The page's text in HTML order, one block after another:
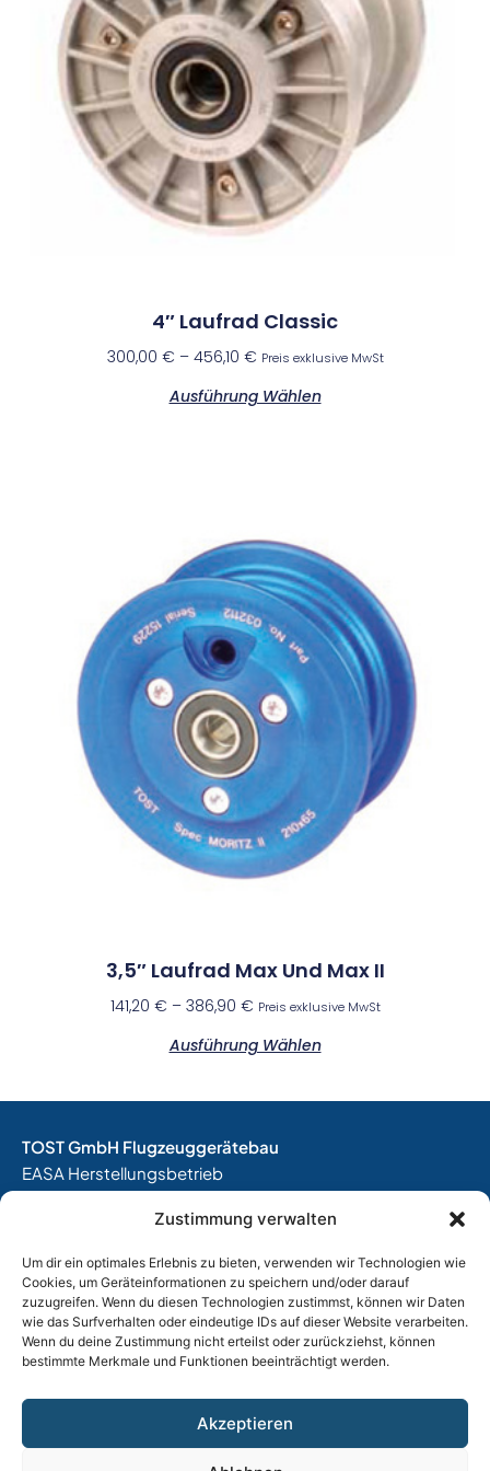
Zustimmung verwalten
Um dir ein optimales Erlebnis zu bieten, verwenden wir Technologien wie
Cookies, um Geräteinformationen zu speichern und/oder darauf
zuzugreifen. Wenn du diesen Technologien zustimmst, können wir Daten
wie das Surfverhalten oder eindeutige IDs auf dieser Website verarbeiten.
Wenn du deine Zustimmung nicht erteilst oder zurückziehst, können
bestimmte Merkmale und Funktionen beeinträchtigt werden.
Akzeptieren
4″ Laufrad Classic
300,00 € – 456,10 € Preis exklusive MwSt
Ausführung Wählen
3,5″ Laufrad Max Und Max II
141,20 € – 386,90 € Preis exklusive MwSt
Ausführung Wählen
TOST GmbH Flugzeuggerätebau
EASA Herstellungsbetrieb
Entwicklungsbetrieb
Thalkirchner Straße 62
80337 München
Tel. +49(0)89 544 599 0
E-Mail: info@tost.de
Montag – Donnerstag: 8:00 – 17:00 Uhr
Freitag: 8:00 – 15:00 Uhr